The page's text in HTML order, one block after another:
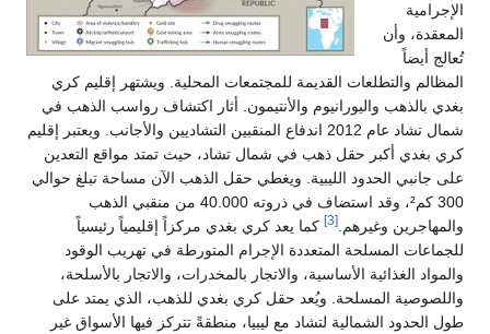
الإجرامية
المعقدة، وأن
تُعالج أيضاً
المظالم والتطلعات القديمة للمجتمعات المحلية. ويشتهر إقليم كري
بغدي بالذهب واليورانيوم والأنتيمون. أثار اكتشاف رواسب الذهب في
شمال تشاد عام 2012 اندفاع المنقبين التشاديين والأجانب. ويعتبر إقليم
كري بغدي أكبر حقل ذهب في شمال تشاد، حيث تمتد مواقع التعدين
على جانبي الحدود الليبية. ويغطي حقل الذهب الآن مساحة تبلغ حوالي
300 كم²، وقد استضاف في ذروته 40.000 من منقبي الذهب
والمهاجرين وغيرهم. [3]
كما يعد كري بغدي مركزاً إقليمياً رئيسياً
للجماعات المسلحة المتعددة الإجرام المتورطة في تهريب الوقود
والمواد الغذائية الأساسية، والاتجار بالمخدرات، والاتجار بالأسلحة،
واللصوصية المسلحة. ويُعد حقل كري بغدي للذهب، الذي يمتد على
طول الحدود الشمالية لتشاد مع ليبيا، منطقةً تتركز فيها الأسواق غير